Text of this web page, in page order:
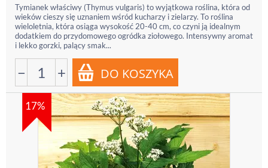
Tymianek właściwy (Thymus vulgaris) to wyjątkowa roślina, która od
wieków cieszy się uznaniem wśród kucharzy i zielarzy. To roślina
wieloletnia, która osiąga wysokość 20-40 cm, co czyni ją idealnym
dodatkiem do przydomowego ogródka ziołowego. Intensywny aromat
i lekko gorzki, palący smak...
− +
17%